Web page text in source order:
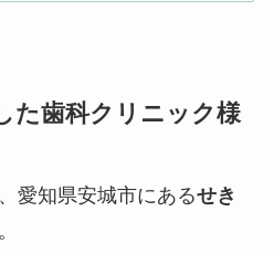
た歯科クリニック様
愛知県安城市にあるせき